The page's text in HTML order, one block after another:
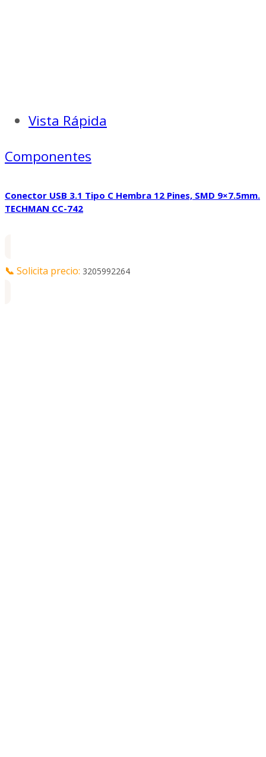
Vista Rápida
Componentes
Conector USB 3.1 Tipo C Hembra 12 Pines, SMD 9×7.5mm.
TECHMAN CC-742
📞 Solicita precio: 3205992264